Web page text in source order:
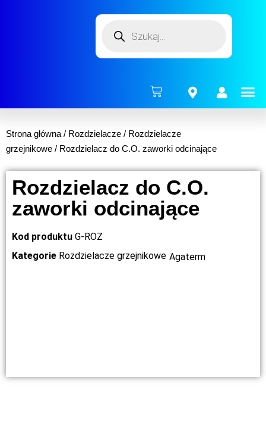
Strona główna / Rozdzielacze / Rozdzielacze
grzejnikowe / Rozdzielacz do C.O. zaworki odcinające
Rozdzielacz do C.O.
zaworki odcinające
Kod produktu G-ROZ
Kategorie Rozdzielacze grzejnikowe Agaterm